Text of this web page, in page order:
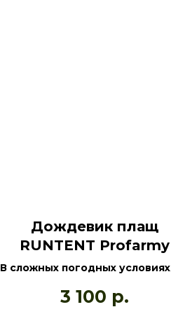
Дождевик плащ
RUNTENT Profarmy
В сложных погодных условиях
дождя и мокрого снега
3 100 р.